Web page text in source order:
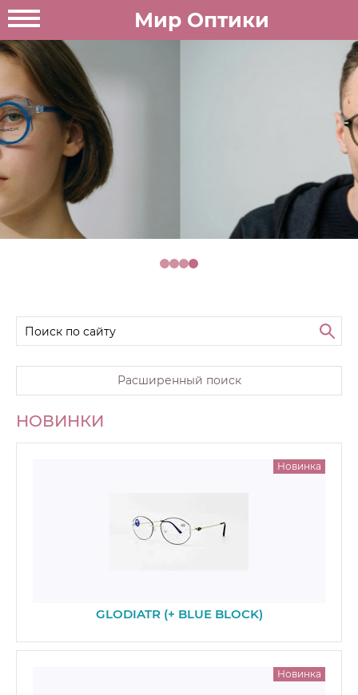
Мир Оптики
Расширенный поиск
НОВИНКИ
Новинка
GLODIATR (+ BLUE BLOCK)
Новинка